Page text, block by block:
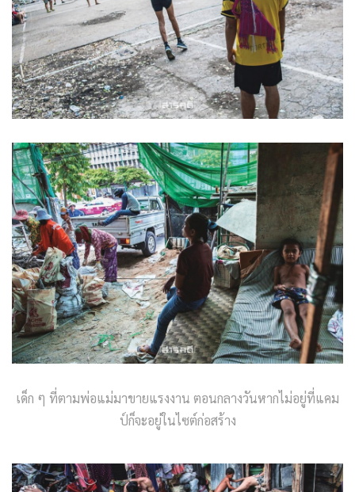
เด็ก ๆ ที่ตามพ่อแม่มาขายแรงงาน ตอนกลางวันหากไม่อยู่ที่แคม
ป์ก็จะอยู่ในไซต์ก่อสร้าง